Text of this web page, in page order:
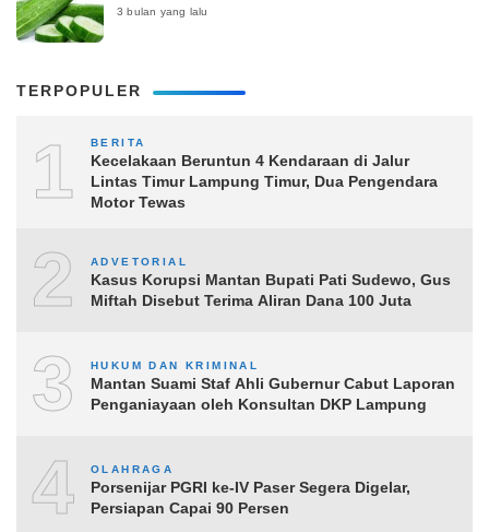
3 bulan yang lalu
TERPOPULER
1 BERITA
Kecelakaan Beruntun 4 Kendaraan di Jalur
Lintas Timur Lampung Timur, Dua Pengendara
Motor Tewas
2 ADVETORIAL
Kasus Korupsi Mantan Bupati Pati Sudewo, Gus
Miftah Disebut Terima Aliran Dana 100 Juta
3 HUKUM DAN KRIMINAL
Mantan Suami Staf Ahli Gubernur Cabut Laporan
Penganiayaan oleh Konsultan DKP Lampung
4 OLAHRAGA
Porsenijar PGRI ke-IV Paser Segera Digelar,
Persiapan Capai 90 Persen